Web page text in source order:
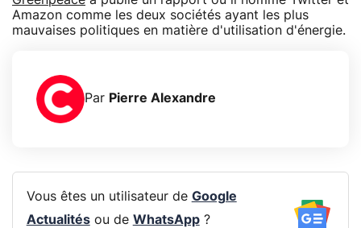
Amazon comme les deux sociétés ayant les plus
mauvaises politiques en matière d'utilisation d'énergie.
Par Pierre Alexandre
Vous êtes un utilisateur de Google
Actualitésou de WhatsApp?